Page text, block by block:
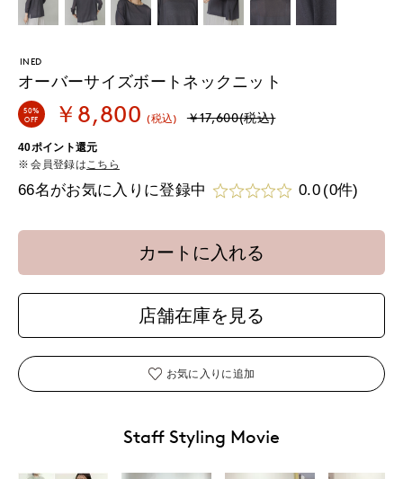
INED
オーバーサイズボートネックニット
50%
OFF
￥8,800 (税込) ￥17,600(税込)
40ポイント還元
会員登録は こちら
66名がお気に入りに登録中 0.0 (0件)
カートに入れる
店舗在庫を見る
お気に入りに追加
Staff Styling Movie